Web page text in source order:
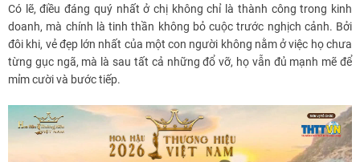
Có lẽ, điều đáng quý nhất ở chị không chỉ là thành công trong kinh
doanh, mà chính là tinh thần không bỏ cuộc trước nghịch cảnh. Bởi
đôi khi, vẻ đẹp lớn nhất của một con người không nằm ở việc họ chưa
từng gục ngã, mà là sau tất cả những đổ vỡ, họ vẫn đủ mạnh mẽ để
mỉm cười và bước tiếp.